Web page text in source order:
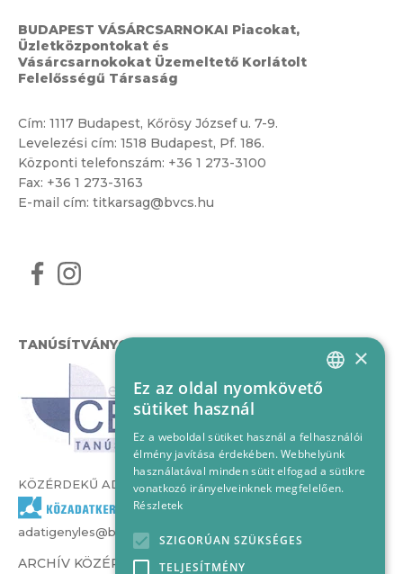
BUDAPEST VÁSÁRCSARNOKAI Piacokat,
Üzletközpontokat és
Vásárcsarnokokat Üzemeltető Korlátolt
Felelősségű Társaság
Cím: 1117 Budapest, Kőrösy József u. 7-9.
Levelezési cím: 1518 Budapest, Pf. 186.
Központi telefonszám: +36 1 273-3100
Fax: +36 1 273-3163
E-mail cím: titkarsag@bvcs.hu
TANÚSÍTVÁNYOK
KÖZÉRDEKŰ ADATOK
adatigenyles@bvcs.hu
ARCHÍV KÖZÉRDEKŰ ADATOK –
HUNGARIAN
×
Ez az oldal nyomkövető
sütiket használ
Ez a weboldal sütiket használ a felhasználói
élmény javítása érdekében. Webhelyünk
használatával minden sütit elfogad a sütikre
vonatkozó irányelveinknek megfelelően.
Részletek
SZIGORÚAN SZÜKSÉGES
TELJESÍTMÉNY